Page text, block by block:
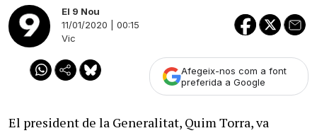
El 9 Nou
11/01/2020 | 00:15
Vic
Afegeix-nos com a font
preferida a Google
El president de la Generalitat, Quim Torra, va